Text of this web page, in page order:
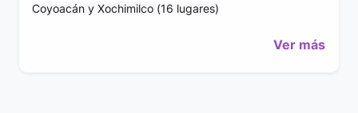
Coyoacán y Xochimilco (16 lugares)
Ver más